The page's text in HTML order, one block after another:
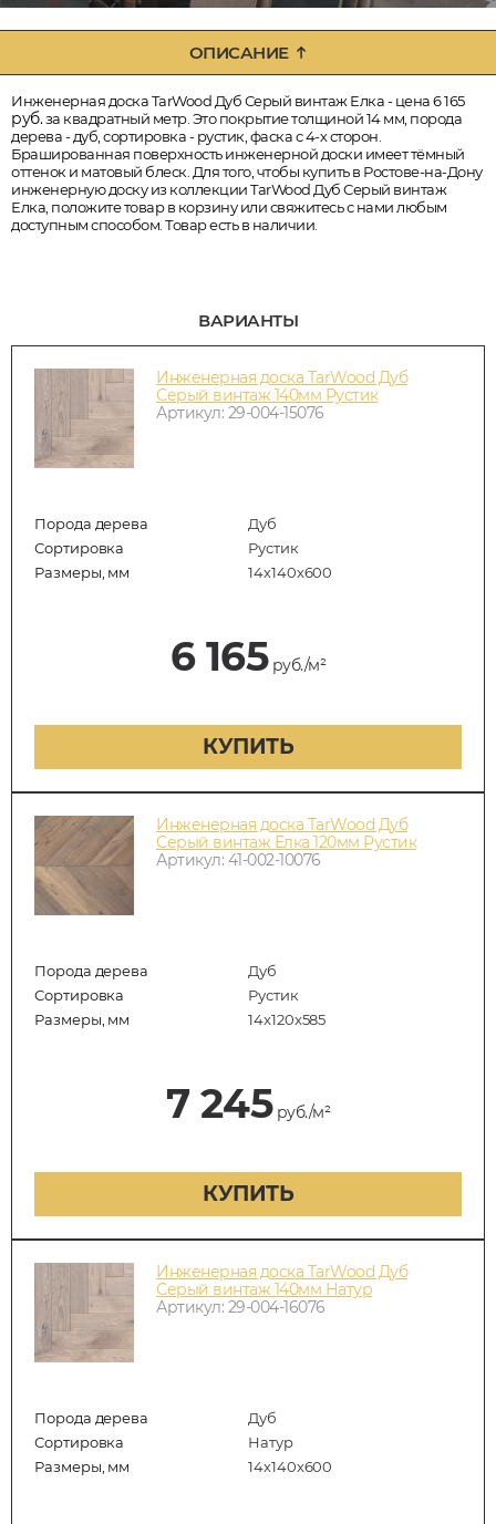
ОПИСАНИЕ
Инженерная доска TarWood Дуб Серый винтаж Елка - цена 6 165
руб.за квадратный метр. Это покрытие толщиной 14 мм, порода
дерева - дуб, сортировка - рустик, фаска с 4-х сторон.
Брашированная поверхность инженерной доски имеет тёмный
оттенок и матовый блеск. Для того, чтобы купить в Ростове-на-Дону
инженерную доску из коллекции TarWood Дуб Серый винтаж
Елка, положите товар в корзину или свяжитесь с нами любым
доступным способом. Товар есть в наличии.
ВАРИАНТЫ
Инженерная доска TarWood Дуб
Серый винтаж 140мм Рустик
Артикул: 29-004-15076
Порода дерева
Дуб
Сортировка
Рустик
Размеры, мм
14х140х600
6 165руб./м²
КУПИТЬ
Инженерная доска TarWood Дуб
Серый винтаж Елка 120мм Рустик
Артикул: 41-002-10076
Порода дерева
Дуб
Сортировка
Рустик
Размеры, мм
14x120x585
7 245руб./м²
КУПИТЬ
Инженерная доска TarWood Дуб
Серый винтаж 140мм Натур
Артикул: 29-004-16076
Порода дерева
Дуб
Сортировка
Натур
Размеры, мм
14х140х600